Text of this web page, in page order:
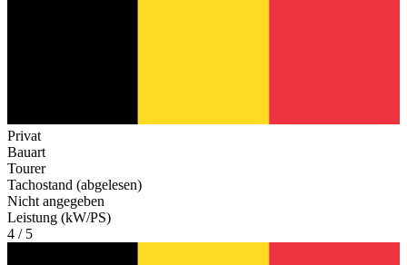
Privat
Bauart
Tourer
Tachostand (abgelesen)
Nicht angegeben
Leistung (kW/PS)
4 / 5